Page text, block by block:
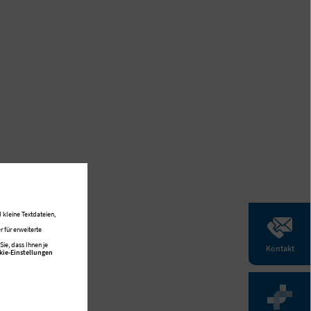
Kontakt
Textdateien,
für erweiterte
dass Ihnen je
Einstellungen